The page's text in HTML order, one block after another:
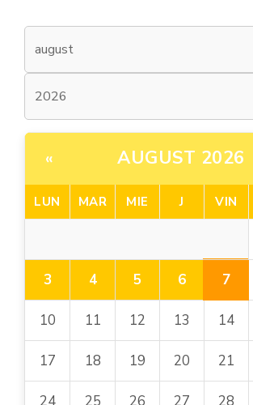
« AUGUST 2026
LUN MAR MIE J VIN
3 4 5 6 7
10 11 12 13 14
17 18 19 20 21